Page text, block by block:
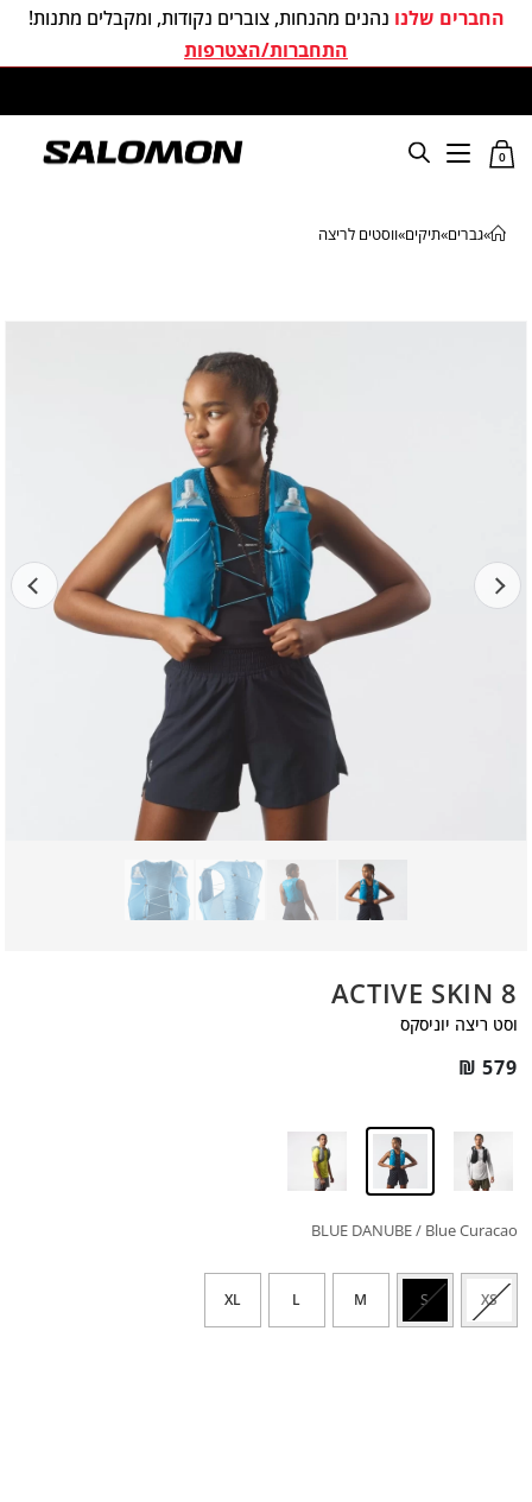
החברים שלנו נהנים מהנחות, צוברים נקודות, ומקבלים מתנות!
התחברות/הצטרפות
0
»גברים»תיקים»ווסטים לריצה
ACTIVE SKIN 8
וסט ריצה יוניסקס
₪ 579
BLUE DANUBE / Blue Curacao
XS
S
M
L
XL